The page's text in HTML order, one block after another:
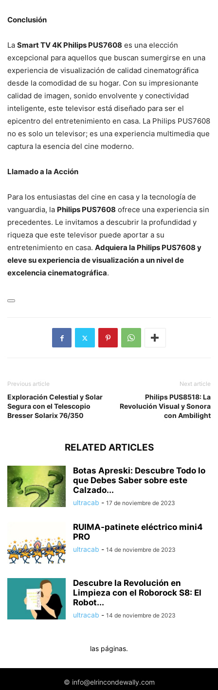
Conclusión
La Smart TV 4K Philips PUS7608 es una elección
excepcional para aquellos que buscan sumergirse en una
experiencia de visualización de calidad cinematográfica
desde la comodidad de su hogar. Con su impresionante
calidad de imagen, sonido envolvente y conectividad
inteligente, este televisor está diseñado para ser el
epicentro del entretenimiento en casa. La Philips PUS7608
no es solo un televisor; es una experiencia multimedia que
captura la esencia del cine moderno.
Llamado a la Acción
Para los entusiastas del cine en casa y la tecnología de
vanguardia, la Philips PUS7608 ofrece una experiencia sin
precedentes. Le invitamos a descubrir la profundidad y
riqueza que este televisor puede aportar a su
entretenimiento en casa. Adquiera la Philips PUS7608 y
eleve su experiencia de visualización a un nivel de
excelencia cinematográfica.
Previous article
Exploración Celestial y Solar
Segura con el Telescopio
Bresser Solarix 76/350
Next article
Philips PUS8518: La
Revolución Visual y Sonora
con Ambilight
RELATED ARTICLES
Botas Apreski: Descubre Todo lo
que Debes Saber sobre este
Calzado...
ultracab - 17 de noviembre de 2023
RUIMA-patinete eléctrico mini4
PRO
ultracab - 14 de noviembre de 2023
Descubre la Revolución en
Limpieza con el Roborock S8: El
Robot...
ultracab - 14 de noviembre de 2023
las páginas.
© info@elrincondewally.com